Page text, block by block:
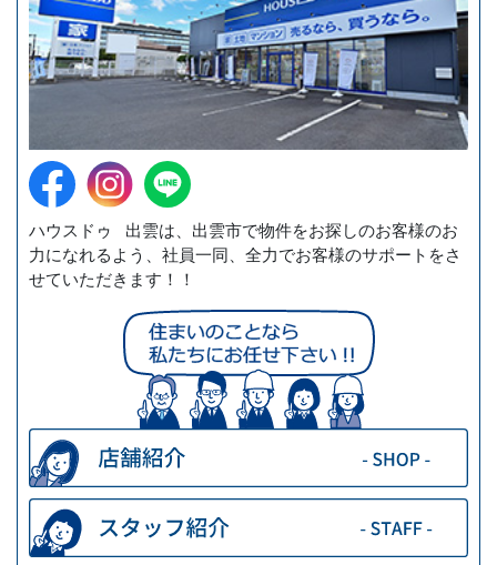
ハウスドゥ 出雲は、出雲市で物件をお探しのお客様のお
力になれるよう、社員一同、全力でお客様のサポートをさ
せていただきます！！